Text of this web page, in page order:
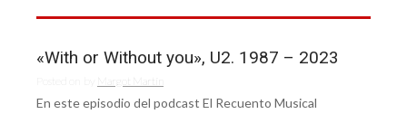
«With or Without you», U2. 1987 – 2023
Margot Martín
En este episodio del podcast El Recuento Musical